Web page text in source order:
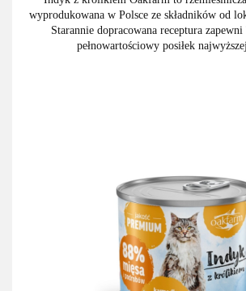
wyprodukowana w Polsce ze składników od
Starannie dopracowana receptura
pełnowartościowy posiłek